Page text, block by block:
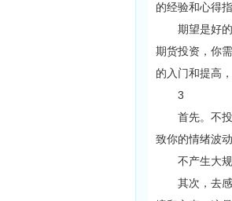
的经验和心得
期望是好的
期货投资，你
的入门和提高
3
首先。不投
致你的情绪波
不产生大规
其次，去感